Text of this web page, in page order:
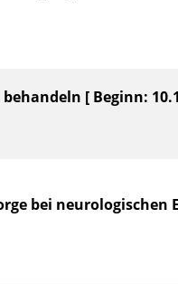
[ Beginn:
bei neurologischen